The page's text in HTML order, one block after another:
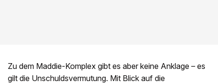
Zu dem Maddie-Komplex gibt es aber keine Anklage – es
gilt die Unschuldsvermutung. Mit Blick auf die